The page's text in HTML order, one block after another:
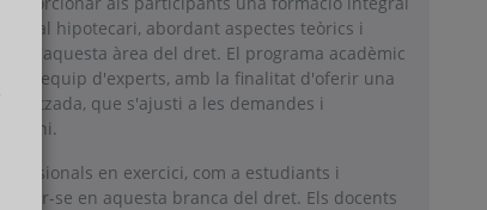
hipotecari, abordant aspectes teòrics i
d'aquesta àrea del dret. El programa acadèmic
un equip d'experts, amb la finalitat d'oferir una
que s'ajusti a les demandes i
en exercici, com a estudiants i
se en aquesta branca del dret. Els docents